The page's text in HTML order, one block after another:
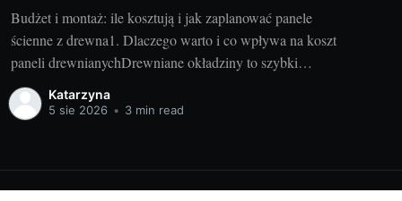
Budżet i montaż: ile kosztują i jak zaplanować panele
ścienne z drewna1. Dlaczego warto i co wpływa na koszt
paneli drewnianychDrewniane okładziny to szybki
sposób na ocieplenie wnętrza, poprawę akustyki i
podniesienie wartości nieruchomości. Szczególnie gdy
usłojenie, które trudno
Katarzyna
5 sie 2026 • 3 min read